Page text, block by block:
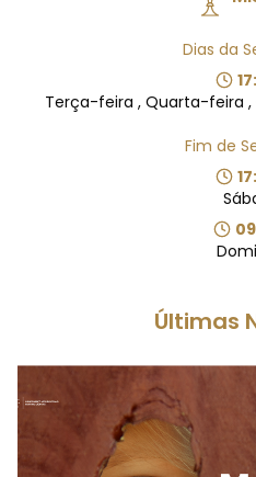
Dias da
Terça-feira , Quarta-feira
Fim de
Últimas